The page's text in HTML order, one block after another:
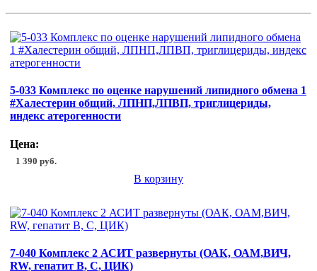
5-033 Комплекс по оценке нарушений липидного обмена 1
#Халестерин общий, ЛПНП,ЛПВП, триглицериды,
индекс атерогенности
Цена:
1 390 руб.
В корзину
7-040 Комплекс 2 АСИТ развернуты (ОАК, ОАМ,ВИЧ,
RW, гепатит B, C, ЦИК)